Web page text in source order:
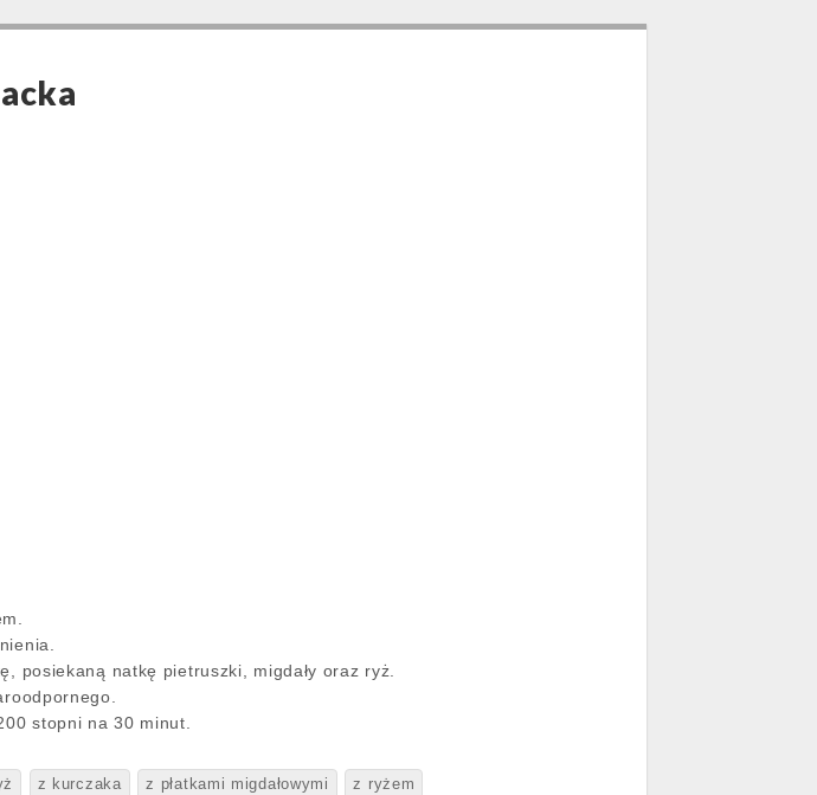
posiekaną natkę pietruszki, migdały oraz ryż.
stopni na 30 minut.
z kurczaka z płatkami migdałowymi z ryżem